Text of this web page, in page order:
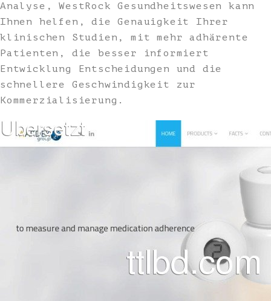
Analyse, WestRock Gesundheitswesen kann
Ihnen helfen, die Genauigkeit Ihrer
klinischen Studien, mit mehr adhärente
Patienten, die besser informiert
Entwicklung Entscheidungen und die
schnellere Geschwindigkeit zur
Kommerzialisierung.